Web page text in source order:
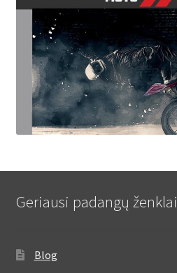
Geriausi padangų ženklai
Blog